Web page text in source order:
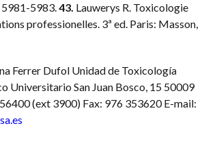
5981-5983.43. Lauwerys R. Toxicologie
professionelles. 3ª ed. Paris: Masson,
Ferrer Dufol Unidad de Toxicología
Universitario San Juan Bosco, 15 50009
(ext 3900) Fax: 976 353620E-mail: